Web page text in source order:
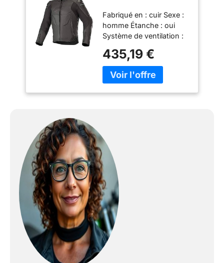
Noir, 58
Fabriqué en : cuir Sexe :
homme Étanche : oui
Système de ventilation :
oui
435,19 €